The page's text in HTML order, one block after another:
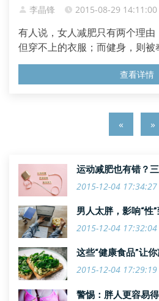
李晶锋 2015-08-29 14:11:00
有人说，女人减肥只有两个理
但穿不上的衣服；而健身，则被
健康也好，曲线也罢，总之，
肥道路上，不过，别让这些“...
查看详情
« »
运动减肥也有错？
2015-12-04 17:34:27
男人太胖，影响“性
2015-12-04 17:32:04
这些“健康食品”让你
2015-12-04 17:29:19
警惕：胖人更容易得